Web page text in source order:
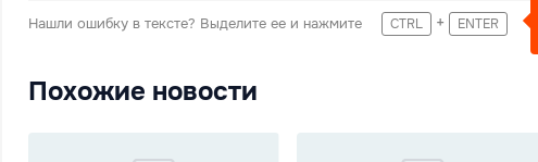
Нашли ошибку в тексте? Выделите ее и нажмите CTRL + ENTER
Похожие новости